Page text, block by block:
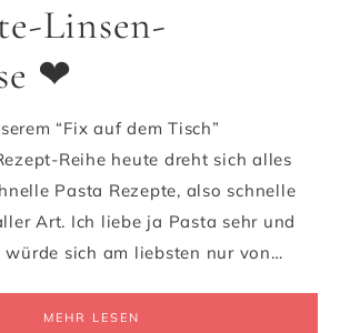
Linsen-
❤
“Fix auf dem Tisch”
Reihe heute dreht sich alles
Pasta Rezepte, also schnelle
Art. Ich liebe ja Pasta sehr und
würde sich am liebsten nur von…
MEHR LESEN